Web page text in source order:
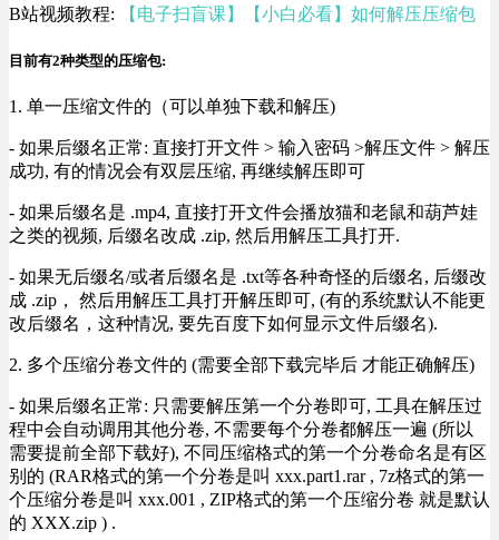
B站视频教程: 【电子扫盲课】【小白必看】如何解压压缩包
目前有2种类型的压缩包:
1. 单一压缩文件的（可以单独下载和解压)
- 如果后缀名正常: 直接打开文件 > 输入密码 >解压文件 > 解压
成功, 有的情况会有双层压缩, 再继续解压即可
- 如果后缀名是 .mp4, 直接打开文件会播放猫和老鼠和葫芦娃
之类的视频, 后缀名改成 .zip, 然后用解压工具打开.
- 如果无后缀名/或者后缀名是 .txt等各种奇怪的后缀名, 后缀改
成 .zip， 然后用解压工具打开解压即可, (有的系统默认不能更
改后缀名，这种情况, 要先百度下如何显示文件后缀名).
2. 多个压缩分卷文件的 (需要全部下载完毕后 才能正确解压)
- 如果后缀名正常: 只需要解压第一个分卷即可, 工具在解压过
程中会自动调用其他分卷, 不需要每个分卷都解压一遍 (所以
需要提前全部下载好), 不同压缩格式的第一个分卷命名是有区
别的 (RAR格式的第一个分卷是叫 xxx.part1.rar , 7z格式的第一
个压缩分卷是叫 xxx.001 , ZIP格式的第一个压缩分卷 就是默认
的 XXX.zip ) .